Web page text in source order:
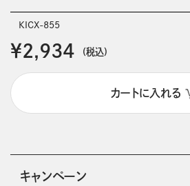
KICX-855
￥2,934 (税込)
カートに入れる
キャンペーン